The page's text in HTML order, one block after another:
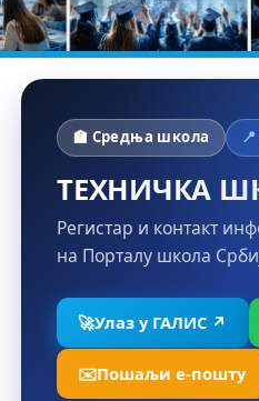
🏫 Средња школа
ТЕХНИЧКА
Регистар и контакт
на Порталу школа
🚀Улаз у ГАЛИС ↗
✉️Пошаљи е-пошту